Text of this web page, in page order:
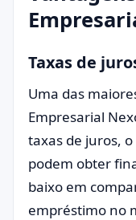
Taxas de
Uma das
Empresarial
taxas de juros,
podem obter
baixo em
empréstimo no